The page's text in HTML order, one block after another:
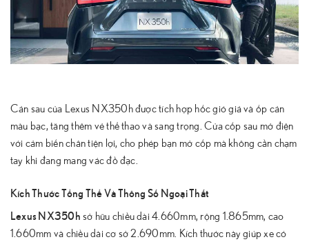
Cản sau của Lexus NX350h được tích hợp hốc gió giả và ốp cản
màu bạc, tăng thêm vẻ thể thao và sang trọng. Cửa cốp sau mở điện
với cảm biến chân tiện lợi, cho phép bạn mở cốp mà không cần chạm
tay khi đang mang vác đồ đạc.
Kích Thước Tổng Thể Và Thông Số Ngoại Thất
Lexus NX350h sở hữu chiều dài 4.660mm, rộng 1.865mm, cao
1.660mm và chiều dài cơ sở 2.690mm. Kích thước này giúp xe có